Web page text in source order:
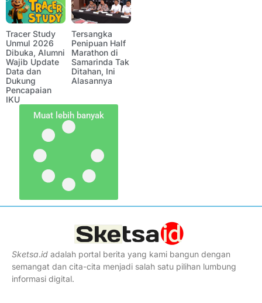
Tracer Study
Unmul 2026
Dibuka, Alumni
Wajib Update
Data dan
Dukung
Pencapaian
IKU
Tersangka
Penipuan Half
Marathon di
Samarinda Tak
Ditahan, Ini
Alasannya
Muat lebih banyak
Sketsa.id adalah portal berita yang kami bangun dengan
semangat dan cita-cita menjadi salah satu pilihan lumbung
informasi digital.